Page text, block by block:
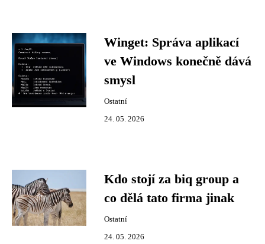
Winget: Správa aplikací
ve Windows konečně dává
smysl
Ostatní
24. 05. 2026
Kdo stojí za biq group a
co dělá tato firma jinak
Ostatní
24. 05. 2026